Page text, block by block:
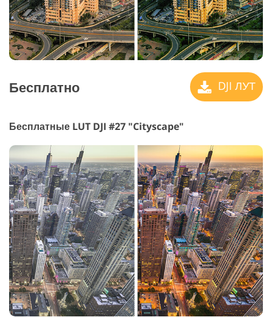
Бесплатно DJI ЛУТ
Бесплатные LUT DJI #27 "Cityscape"